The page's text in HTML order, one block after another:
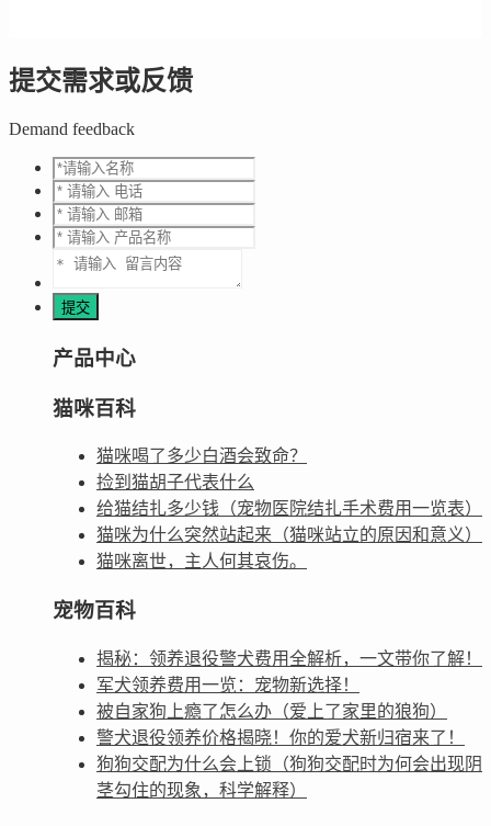
提交需求或反馈
Demand feedback
产品中心
猫咪百科
猫咪喝了多少白酒会致命？
捡到猫胡子代表什么
给猫结扎多少钱（宠物医院结扎手术费用一览表）
猫咪为什么突然站起来（猫咪站立的原因和意义）
猫咪离世，主人何其哀伤。
宠物百科
揭秘：领养退役警犬费用全解析，一文带你了解！
军犬领养费用一览：宠物新选择！
被自家狗上瘾了怎么办（爱上了家里的狼狗）
警犬退役领养价格揭晓！你的爱犬新归宿来了！
狗狗交配为什么会上锁（狗狗交配时为何会出现阴
茎勾住的现象，科学解释）